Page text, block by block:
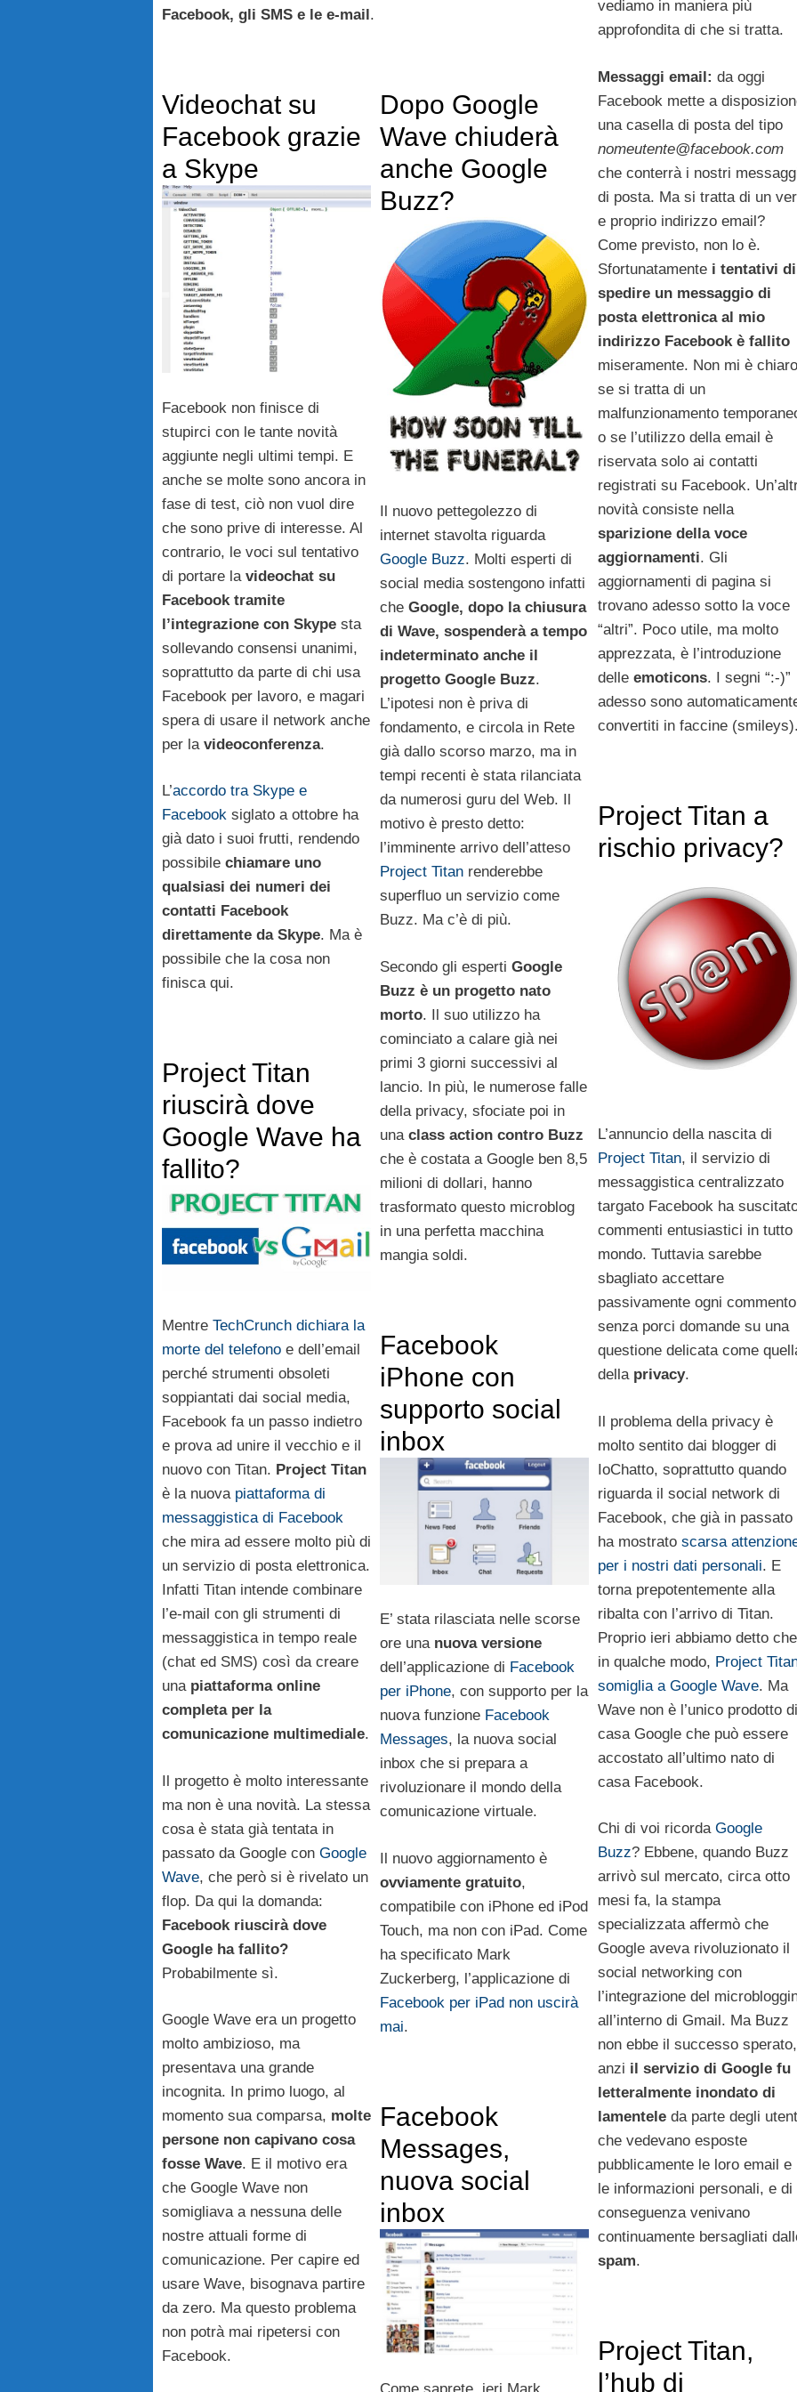
Facebook, gli SMS e le e-mail.
vediamo in maniera più
approfondita di che si tratta.
Messaggi email: da oggi
Facebook mette a
una casella di posta del tipo
nomeutente@facebook.com
che conterrà i nostri
di posta. Ma si tratta di un
e proprio indirizzo email?
Come previsto, non lo è.
Sfortunatamente i tentativi di
spedire un messaggio di
posta elettronica al mio
indirizzo Facebook è fallito
miseramente. Non mi è chiaro
se si tratta di un
malfunzionamento
o se l’utilizzo della email è
riservata solo ai contatti
registrati su Facebook.
novità consiste nella
sparizione della voce
aggiornamenti. Gli
aggiornamenti di pagina si
trovano adesso sotto la voce
“altri”. Poco utile, ma molto
apprezzata, è l’introduzione
delle emoticons. I segni “:-)”
adesso sono
convertiti in faccine (smileys).
Videochat su
Facebook grazie
a Skype
Facebook non finisce di
stupirci con le tante novità
aggiunte negli ultimi tempi. E
anche se molte sono ancora in
fase di test, ciò non vuol dire
che sono prive di interesse. Al
contrario, le voci sul tentativo
di portare la videochat su
Facebook tramite
l’integrazione con Skype sta
sollevando consensi unanimi,
soprattutto da parte di chi usa
Facebook per lavoro, e magari
spera di usare il network anche
per la videoconferenza.
L’accordo tra Skype e
Facebook siglato a ottobre ha
già dato i suoi frutti, rendendo
possibile chiamare uno
qualsiasi dei numeri dei
contatti Facebook
direttamente da Skype. Ma è
possibile che la cosa non
finisca qui.
Dopo Google
Wave chiuderà
anche Google
Buzz?
Il nuovo pettegolezzo di
internet stavolta riguarda
Google Buzz. Molti esperti di
social media sostengono infatti
che Google, dopo la chiusura
di Wave, sospenderà a tempo
indeterminato anche il
progetto Google Buzz.
L’ipotesi non è priva di
fondamento, e circola in Rete
già dallo scorso marzo, ma in
tempi recenti è stata rilanciata
da numerosi guru del Web. Il
motivo è presto detto:
l’imminente arrivo dell’atteso
Project Titanrenderebbe
superfluo un servizio come
Buzz. Ma c’è di più.
Secondo gli esperti Google
Buzz è un progetto nato
morto. Il suo utilizzo ha
cominciato a calare già nei
primi 3 giorni successivi al
lancio. In più, le numerose falle
della privacy, sfociate poi in
una class action contro Buzz
che è costata a Google ben 8,5
milioni di dollari, hanno
trasformato questo microblog
in una perfetta macchina
mangia soldi.
Project Titan a
rischio privacy?
L’annuncio della nascita di
Project Titan, il servizio di
messaggistica centralizzato
targato Facebook ha
commenti entusiastici in tutto
mondo. Tuttavia sarebbe
sbagliato accettare
passivamente ogni commento
senza porci domande su una
questione delicata come
della privacy.
Il problema della privacy è
molto sentito dai blogger di
IoChatto, soprattutto quando
riguarda il social network di
Facebook, che già in passato
ha mostrato scarsa
per i nostri dati personali. E
torna prepotentemente alla
ribalta con l’arrivo di Titan.
Proprio ieri abbiamo detto
in qualche modo, Project
somiglia a Google Wave. Ma
Wave non è l’unico prodotto di
casa Google che può essere
accostato all’ultimo nato di
casa Facebook.
Chi di voi ricorda Google
Buzz? Ebbene, quando Buzz
arrivò sul mercato, circa otto
mesi fa, la stampa
specializzata affermò che
Google aveva rivoluzionato il
social networking con
l’integrazione del
all’interno di Gmail. Ma Buzz
non ebbe il successo sperato,
anzi il servizio di Google fu
letteralmente inondato di
lamenteleda parte degli
che vedevano esposte
pubblicamente le loro email e
le informazioni personali, e di
conseguenza venivano
continuamente bersagliati
spam.
Project Titan
riuscirà dove
Google Wave ha
fallito?
Mentre TechCrunch dichiara la
morte del telefono e dell’email
perché strumenti obsoleti
soppiantati dai social media,
Facebook fa un passo indietro
e prova ad unire il vecchio e il
nuovo con Titan. Project Titan
è la nuova piattaforma di
messaggistica di Facebook
che mira ad essere molto più di
un servizio di posta elettronica.
Infatti Titan intende combinare
l’e-mail con gli strumenti di
messaggistica in tempo reale
(chat ed SMS) così da creare
una piattaforma online
completa per la
comunicazione multimediale.
Il progetto è molto interessante
ma non è una novità. La stessa
cosa è stata già tentata in
passato da Google con Google
Wave, che però si è rivelato un
flop. Da qui la domanda:
Facebook riuscirà dove
Google ha fallito?
Probabilmente sì.
Google Wave era un progetto
molto ambizioso, ma
presentava una grande
incognita. In primo luogo, al
momento sua comparsa, molte
persone non capivano cosa
fosse Wave. E il motivo era
che Google Wave non
somigliava a nessuna delle
nostre attuali forme di
comunicazione. Per capire ed
usare Wave, bisognava partire
da zero. Ma questo problema
non potrà mai ripetersi con
Facebook.
Facebook
iPhone con
supporto social
inbox
E’ stata rilasciata nelle scorse
ore una nuova versione
dell’applicazione di Facebook
per iPhone, con supporto per la
nuova funzione Facebook
Messages, la nuova social
inbox che si prepara a
rivoluzionare il mondo della
comunicazione virtuale.
Il nuovo aggiornamento è
ovviamente gratuito,
compatibile con iPhone ed iPod
Touch, ma non con iPad. Come
ha specificato Mark
Zuckerberg, l’applicazione di
Facebook per iPad non uscirà
mai.
Facebook
Messages,
nuova social
inbox
Project Titan,
l’hub di